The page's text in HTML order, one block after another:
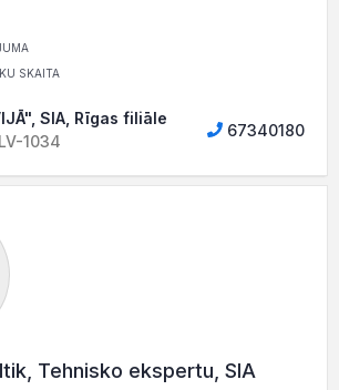
SKAITA
SIA, Rīgas filiāle
1034
67340180
Tehnisko ekspertu, SIA